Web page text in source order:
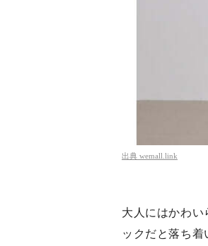
出典 wemall.link
大人にはかわい
ックだと落ち